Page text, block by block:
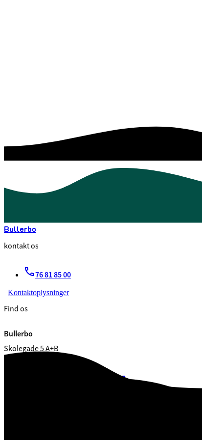
Bullerbo
kontakt os
76 81 85 00
Kontaktoplysninger
Find os
Bullerbo
Skolegade 5 A+B